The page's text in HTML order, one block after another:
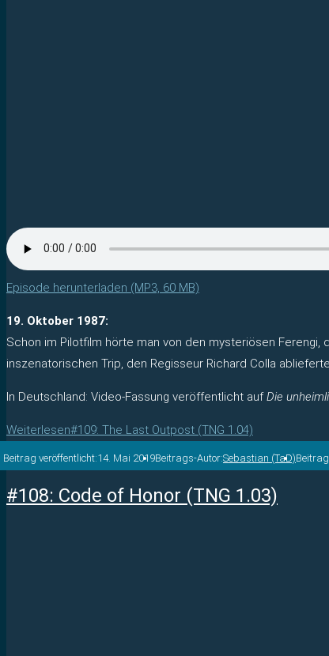
Episode herunterladen (MP3, 60 MB)
19. Oktober 1987:
Schon im Pilotfilm hörte man von den mysteriösen
inszenatorischen Trip, den Regisseur Richard Colla
In Deutschland: Video-Fassung veröffentlicht aufDie
Weiterlesen#109: The Last Outpost (TNG 1.04)
Beitrag veröffentlicht:14. Mai 2019Beitrags-Autor:Sebastian (TaD)
#108: Code of Honor (TNG 1.03)